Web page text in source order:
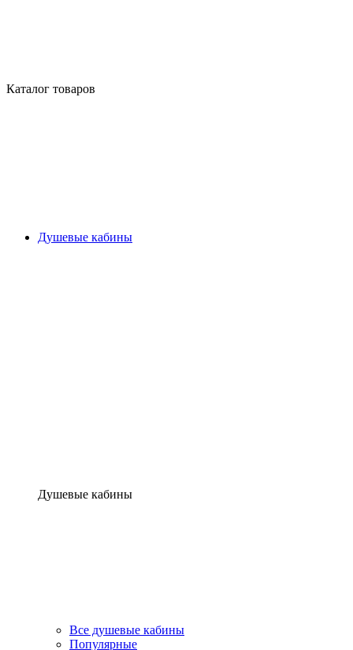
Каталог товаров
Душевые кабины
Душевые кабины
Все душевые кабины
Популярные